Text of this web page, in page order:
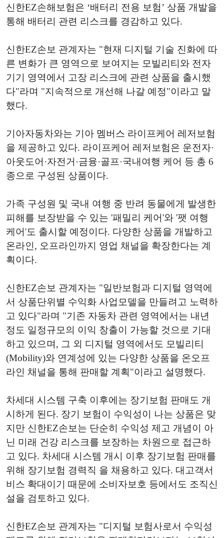
신한EZ손해보험은 ‘배터리 전용 보험’ 상품 개발을
통해 배터리 관련 리스크를 경감하고 있다.
신한EZ손보 관계자는 "현재 디지털 기술 진화에 따
른 변화가 큰 영역으로 보여지는 모빌리티와 전자
기기 영역에서 고장 리스크에 관련 상품을 출시했
다"라며 "지속적으로 개선해 나갈 예정"이라고 말
했다.
기아자동차와는 기아 멤버스 라이프케어 레저보험
을 제공하고 있다. 라이프케어 레저보험은 운전자·
아웃도어·자전거·금융·골프·국내여행 케어 등 총 6
종으로 구성된 상품이다.
가족 구성원 및 국내 여행 중 반려 동물에게 발생한
피해를 보장받을 수 있는 '패밀리 케어'와 '팻 여행
케어'도 출시할 예정이다. 다양한 상품을 개발하고
온라인, 오프라인까지 영업 채널을 확장한다는 계
획이다.
신한EZ손보 관계자는 "일반보험과 디지털 영역에
서 상품단위별 수익화 사업모델을 만들려고 노력하
고 있다"라며 "기존 자동차 관련 영역에서는 내년
정도 일정규모의 이익 창출이 가능할 것으로 기대
하고 있으며, 그 외 디지털 영역에서도 모빌리티
(Mobility)와 연계성에 있는 다양한 상품을 온오프
라인 채널을 통해 판매할 계획"이라고 설명했다.
차세대 시스템 구축 이후에는 장기보험 판매도 개
시하게 된다. 장기 보험이 수익성이 나는 상품은 맞
지만 신한EZ손보는 단순히 수익성 제고 개념이 아
닌 미래 건강 리스크를 보장하는 차원으로 접근하
고 있다. 차세대 시스템 개시 이후 장기보험 판매를
위해 장기보험 경력직 을 채용하고 있다. 대고객서
비스 확대이기 때문에 소비자보호 등에서도 조직신
설을 검토하고 있다.
신한EZ손보 관계자는 "디지털 보험사로서 수익성